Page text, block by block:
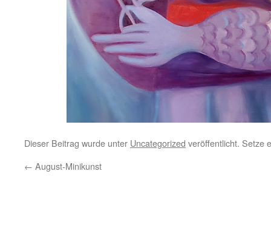
Dieser Beitrag wurde unter Uncategorized veröffentlicht. Setze
← August-Minikunst